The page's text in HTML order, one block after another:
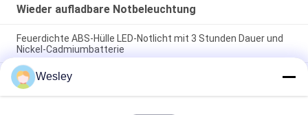
Wieder aufladbare Notbeleuchtung
Feuerdichte ABS-Hülle LED-Notlicht mit 3 Stunden Dauer und
Nickel-Cadmiumbatterie
Wiederaufladbare Notleuchte mit feuerhemmendem ABS-
Gehäuse, Nickel-Cadmium-Batterie und 3 Stunden
Leuchtdauer
Wesley